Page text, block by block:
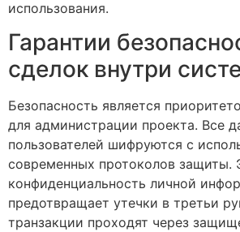
использования.
Гарантии
сделок внутри
Безопасность является
для администрации проекта. Все
пользователей шифруются с
современных протоколов защиты.
конфиденциальность личной
предотвращает утечки в третьи
транзакции проходят через